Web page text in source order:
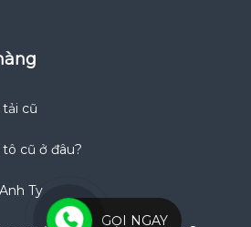
cũ
cũ ở đâu?
Ty
GỌI NGAY